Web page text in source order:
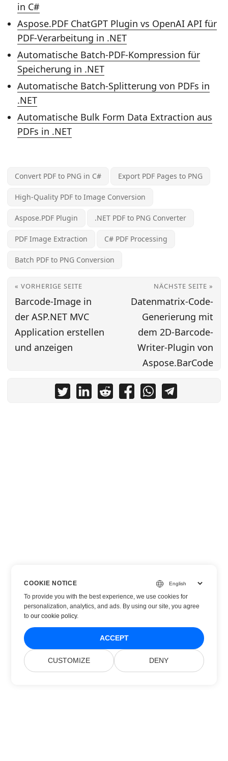
in C#
Aspose.PDF ChatGPT Plugin vs OpenAI API für
PDF-Verarbeitung in .NET
Automatische Batch-PDF-Kompression für
Speicherung in .NET
Automatische Batch-Splitterung von PDFs in
.NET
Automatische Bulk Form Data Extraction aus
PDFs in .NET
Convert PDF to PNG in C# Export PDF Pages to PNG
High-Quality PDF to Image Conversion
Aspose.PDF Plugin .NET PDF to PNG Converter
PDF Image Extraction C# PDF Processing
Batch PDF to PNG Conversion
« VORHERIGE SEITE
Barcode-Image in
der ASP.NET MVC
Application erstellen
und anzeigen
NÄCHSTE SEITE »
Datenmatrix-Code-
Generierung mit
dem 2D-Barcode-
Writer-Plugin von
Aspose.BarCode
COOKIE NOTICE
To provide you with the best experience, we use cookies for
personalization, analytics, and ads. By using our site, you agree
toour cookie policy.
ACCEPT
CUSTOMIZE DENY